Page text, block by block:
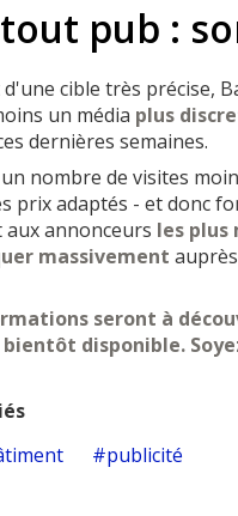
pub :
cible très précise,
un média plus
dernières semaines.
un nombre de visites
prix adaptés - et donc
annonceurs les plus
massivement
seront à
disponible.
publicité